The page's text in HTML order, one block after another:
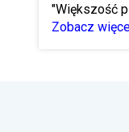
"Większość
Zobacz